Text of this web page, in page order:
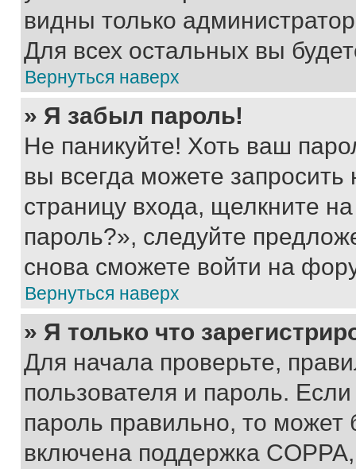
видны только
Для всех остальных вы
Вернуться наверх
» Я забыл пароль!
Не паникуйте! Хоть ваш
вы всегда можете
страницу входа, щелкните
пароль?», следуйте
снова сможете войти на
Вернуться наверх
» Я только что
Для начала проверьте,
пользователя и пароль.
пароль правильно, то может
включена поддержка